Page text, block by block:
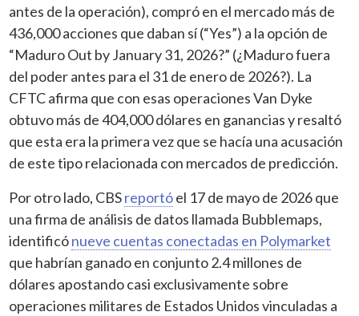
antes de la operación), compró en el mercado más de
436,000 acciones que daban sí (“Yes”) a la opción de
“Maduro Out by January 31, 2026?” (¿Maduro fuera
del poder antes para el 31 de enero de 2026?). La
CFTC afirma que con esas operaciones Van Dyke
obtuvo más de 404,000 dólares en ganancias y resaltó
que esta era la primera vez que se hacía una acusación
de este tipo relacionada con mercados de predicción.
Por otro lado, CBSreportóel 17 de mayo de 2026 que
una firma de análisis de datos llamada Bubblemaps,
identificónueve cuentas conectadas en Polymarket
que habrían ganado en conjunto 2.4 millones de
dólares apostando casi exclusivamente sobre
operaciones militares de Estados Unidos vinculadas a